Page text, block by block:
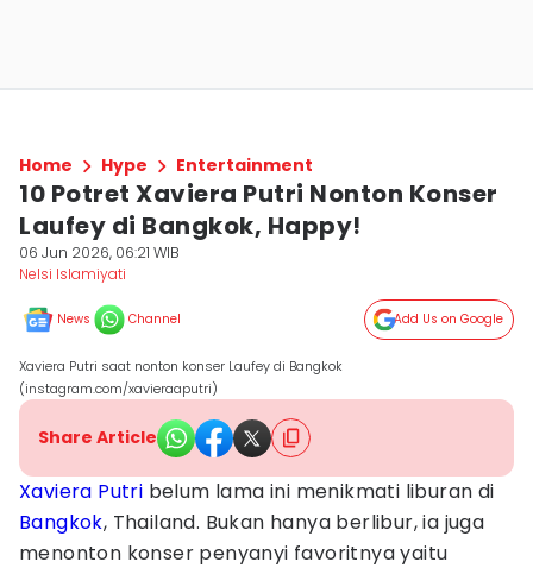
Home Hype Entertainment
10 Potret Xaviera Putri Nonton Konser
Laufey di Bangkok, Happy!
06 Jun 2026, 06:21 WIB
Nelsi Islamiyati
News Channel Add Us on Google
Xaviera Putri saat nonton konser Laufey di Bangkok
(instagram.com/xavieraaputri)
Share Article
Xaviera Putri belum lama ini menikmati liburan di
Bangkok, Thailand. Bukan hanya berlibur, ia juga
menonton konser penyanyi favoritnya yaitu